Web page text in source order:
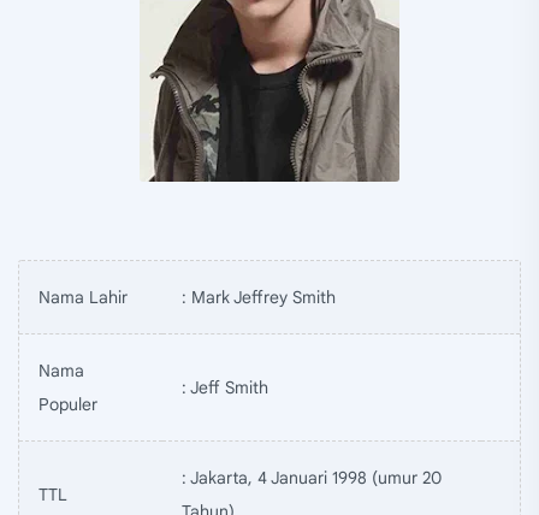
Nama Lahir : Mark Jeffrey Smith
Nama
Populer
: Jeff Smith
TTL
: Jakarta, 4 Januari 1998 (umur 20